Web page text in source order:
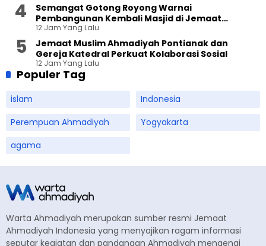
Semangat Gotong Royong Warnai
Pembangunan Kembali Masjid di Jemaat
Ahmadiyah Sukapura
12 Jam Yang Lalu
Jemaat Muslim Ahmadiyah Pontianak dan
Gereja Katedral Perkuat Kolaborasi Sosial
12 Jam Yang Lalu
Populer Tag
islam
Indonesia
Perempuan Ahmadiyah
Yogyakarta
agama
Warta Ahmadiyah merupakan sumber resmi Jemaat
Ahmadiyah Indonesia yang menyajikan ragam informasi
seputar kegiatan dan pandangan Ahmadiyah mengenai